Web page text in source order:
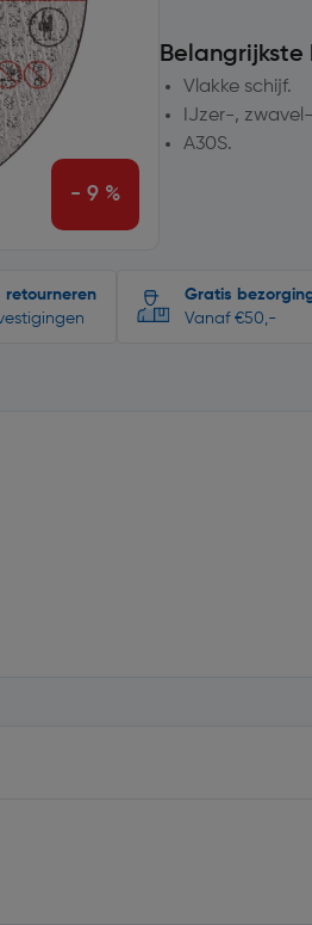
- 9 %
Belangrijkste
Vlakke schijf.
IJzer-,
A30S.
retourneren
Gratis
Vanaf €50,-